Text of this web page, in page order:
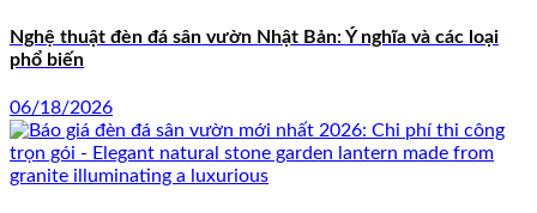
Nghệ thuật đèn đá sân vườn Nhật Bản: Ý nghĩa và các loại
phổ biến
06/18/2026